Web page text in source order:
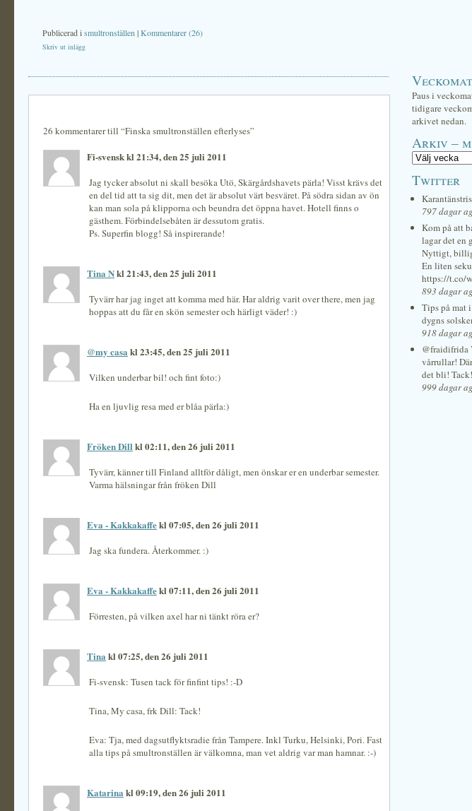
Publicerad ismultronställen |Kommentarer (26)
Skriv ut inlägg
26 kommentarer till “Finska smultronställen efterlyses”
Fi-svensk kl 21:34, den 25 juli 2011
Jag tycker absolut ni skall besöka Utö, Skärgårdshavets pärla! Visst krävs det
en del tid att ta sig dit, men det är absolut värt besväret. På södra sidan av ön
kan man sola på klipporna och beundra det öppna havet. Hotell finns o
gästhem. Förbindelsebåten är dessutom gratis.
Ps. Superfin blogg! Så inspirerande!
Tina Nkl 21:43, den 25 juli 2011
Tyvärr har jag inget att komma med här. Har aldrig varit over there, men jag
hoppas att du får en skön semester och härligt väder! :)
@my casa kl 23:45, den 25 juli 2011
Vilken underbar bil! och fint foto:)
Ha en ljuvlig resa med er blåa pärla:)
Fröken Dill kl 02:11, den 26 juli 2011
Tyvärr, känner till Finland alltför dåligt, men önskar er en underbar semester.
Varma hälsningar från fröken Dill
Eva - Kakkakaffekl 07:05, den 26 juli 2011
Jag ska fundera. Återkommer. :)
Eva - Kakkakaffekl 07:11, den 26 juli 2011
Förresten, på vilken axel har ni tänkt röra er?
Tina kl 07:25, den 26 juli 2011
Fi-svensk: Tusen tack för finfint tips! :-D
Tina, My casa, frk Dill: Tack!
Eva: Tja, med dagsutflyktsradie från Tampere. Inkl Turku, Helsinki, Pori. Fast
alla tips på smultronställen är välkomna, man vet aldrig var man hamnar. :-)
Katarina kl 09:19, den 26 juli 2011
Paus i
tidigare
arkivet nedan.
Arkiv –
Twitter
797 dagar
Kom på att
lagar det en
Nyttigt,
En liten
https://t.co/
893 dagar
Tips på mat
dygns
918 dagar
@fraidifrida
vårrullar!
det bli! Tack!
999 dagar